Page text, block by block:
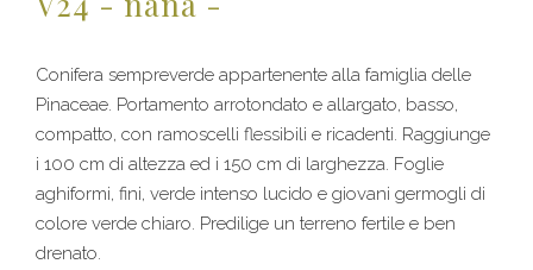
Conifera sempreverde appartenente alla famiglia delle
Pinaceae. Portamento arrotondato e allargato, basso,
compatto, con ramoscelli flessibili e ricadenti. Raggiunge
i 100 cm di altezza ed i 150 cm di larghezza. Foglie
aghiformi, fini, verde intenso lucido e giovani germogli di
colore verde chiaro. Predilige un terreno fertile e ben
drenato.